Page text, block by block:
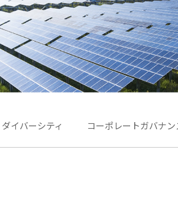
ダイバーシティ コーポレートガバナン